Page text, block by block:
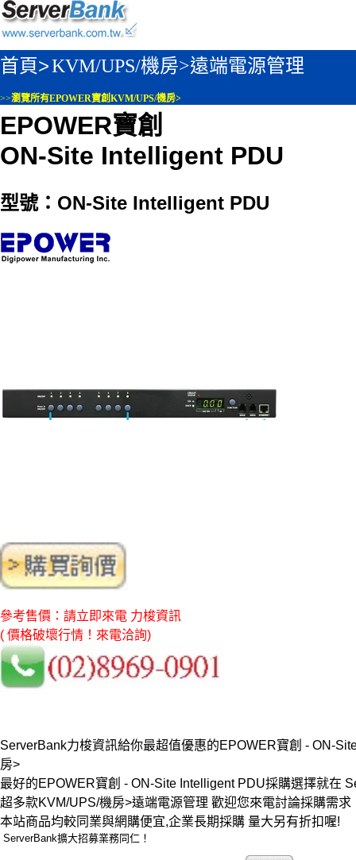
首頁>KVM/UPS/機房>遠端電源管理
>>瀏覽所有EPOWER寶創KVM/UPS/機房>
EPOWER寶創
ON-Site Intelligent PDU
型號：ON-Site Intelligent PDU
參考售價：請立即來電 力梭資訊
( 價格破壞行情！來電洽詢)
ServerBank力梭資訊給你最超值優惠的EPOWER寶創 - ON-
房>
最好的EPOWER寶創 - ON-Site Intelligent PDU採購選擇就在
超多款KVM/UPS/機房>遠端電源管理 歡迎您來電討論採購需
本站商品均較同業與網購便宜,企業長期採購 量大另有折扣喔!
ServerBank擴大招募業務同仁！